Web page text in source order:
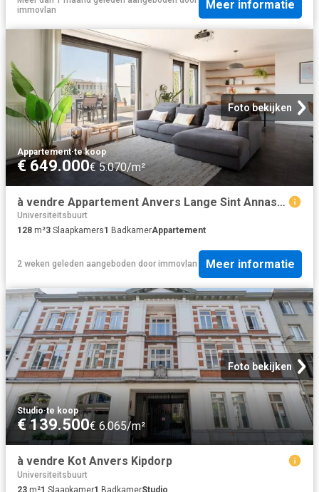
immovlan
Meer informatie
Foto bekijken
Appartement·te koop
€ 649.000€ 5.070/m²
à vendre Appartement Anvers Lange Sint Annastraat
Universiteitsbuurt
128 m²3 Slaapkamers1 BadkamerAppartement
2 weken geleden aangeboden door immovlan Meer informatie
Foto bekijken
Studio·te koop
€ 139.500€ 6.065/m²
à vendre Kot Anvers Kipdorp
Universiteitsbuurt
23 m²1 Slaapkamer1 BadkamerStudio